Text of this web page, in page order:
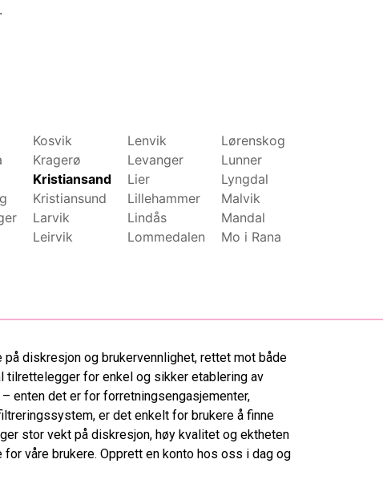
Kosvik
Kragerø
Kristiansand
Kristiansund
Larvik
Leirvik
Lenvik
Levanger
Lier
Lillehammer
Lindås
Lommedalen
Lørenskog
Lunner
Lyngdal
Malvik
Mandal
Mo i Rana
diskresjon og brukervennlighet, rettet mot både
tilrettelegger for enkel og sikker etablering av
enten det er for forretningsengasjementer,
er det enkelt for brukere å finne
stor vekt på diskresjon, høy kvalitet og ektheten
våre brukere. Opprett en konto hos oss i dag og